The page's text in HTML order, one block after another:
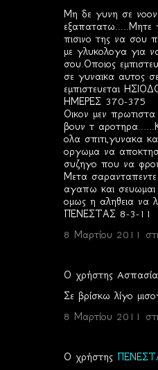
Μη δε γυνη σε
εξαπατατω.....Μητε
πισινο της να σου
με γλυκολογα για
σου.Οποιος
σε γυναικα αυτος
εμπιστευεται
ΗΜΕΡΕΣ 370-375
Οικον μεν πρωτιστα
βουν τ
ολα σπιτι,γυνακα
οργωμα να
συζηγο που να
Μετα
αγαπω και
ομως η αληθεια να
ΠΕΝΕΣΤΑΣ 8-3-11
8 Μαρτίου 2011
Ο χρήστης
Σε βρίσκω λίγο
8 Μαρτίου 2011
Ο χρήστης